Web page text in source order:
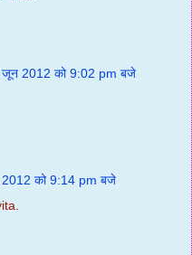
जून 2012 को 9:02 pm बजे
को 9:14 pm बजे